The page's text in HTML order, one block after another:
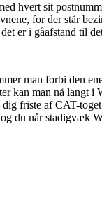
hvert sit
for der står
er i gåafstand til
man forbi den
kan man nå langt
friste af CAT-
du når stadigvæk